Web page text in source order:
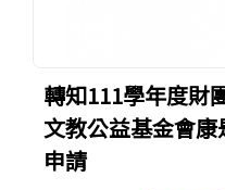
轉知111學年度財
文教公益基金會
申請